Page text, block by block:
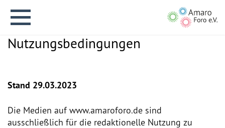
Nutzungsbedingungen
Stand 29.03.2023
Die Medien auf www.amaroforo.de sind
ausschließlich für die redaktionelle Nutzung zu